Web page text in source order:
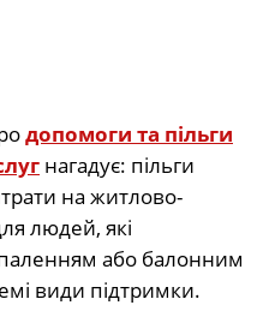
допомоги та пільги
нагадує: пільги
на житлово-
людей, які
або балонним
види підтримки.